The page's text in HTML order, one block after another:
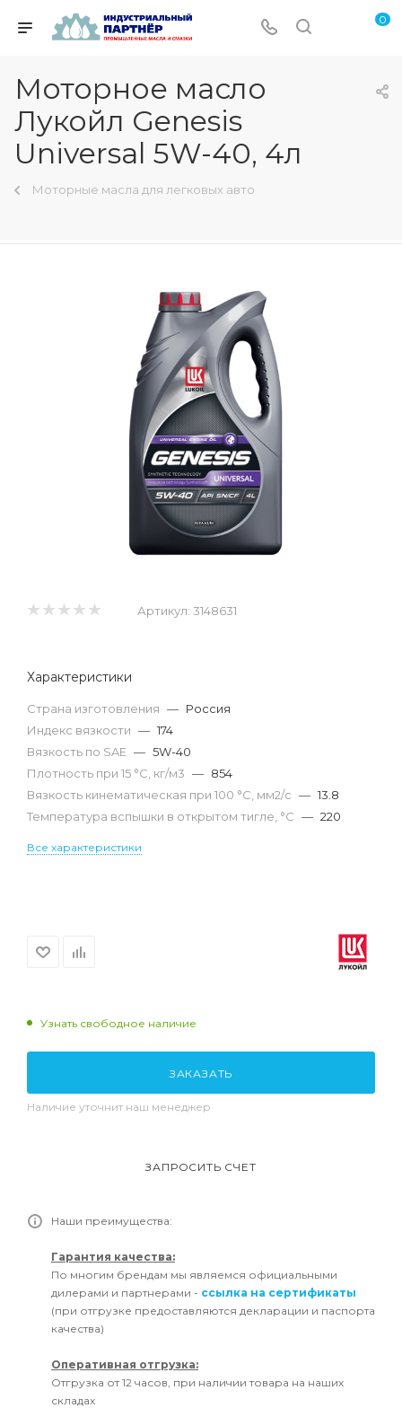
0
Моторное масло
Лукойл Genesis
Universal 5W-40, 4л
Моторные масла для легковых авто
Артикул: 3148631
Характеристики
Страна изготовления — Россия
Индекс вязкости — 174
Вязкость по SAE — 5W-40
Плотность при 15 °С, кг/м3 — 854
Вязкость кинематическая при 100 °С, мм2/с — 13.8
Температура вспышки в открытом тигле, °С — 220
Все характеристики
Узнать свободное наличие
ЗАКАЗАТЬ
Наличие уточнит наш менеджер
ЗАПРОСИТЬ СЧЕТ
Наши преимущества:
Гарантия качества:
По многим брендам мы являемся официальными
дилерами и партнерами - ссылка на сертификаты
(при отгрузке предоставляются декларации и паспорта
качества)
Оперативная отгрузка:
Отгрузка от 12 часов, при наличии товара на наших
складах